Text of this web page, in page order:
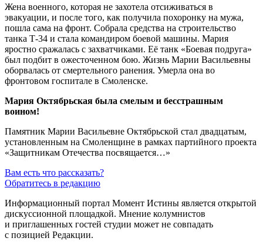
Жена военного, которая не захотела отсиживаться в
эвакуации, и после того, как получила похоронку на мужа,
пошла сама на фронт. Собрала средства на строительство
танка Т-34 и стала командиром боевой машины. Мария
яростно сражалась с захватчиками. Её танк «Боевая подруга»
был подбит в ожесточенном бою. Жизнь Марии Васильевны
оборвалась от смертельного ранения. Умерла она во
фронтовом госпитале в Смоленске.
Мария Октябрьская была смелым и бесстрашным
воином!
Памятник Марии Васильевне Октябрьской стал двадцатым,
установленным на Смоленщине в рамках партийного проекта
«Защитникам Отечества посвящается…»
Вам есть что рассказать?
Обратитесь в редакцию
Информационный портал Момент Истины является открытой
дискуссионной площадкой. Мнение колумнистов
и приглашенных гостей студии может не совпадать
с позицией Редакции.